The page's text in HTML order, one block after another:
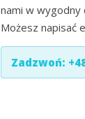
nami w wygodny
Możesz napisać
Zadzwoń: